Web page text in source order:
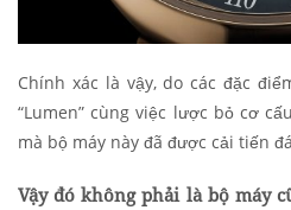
Chính xác là vậy, do các đặc
“Lumen” cùng việc lược bỏ cơ
mà bộ máy này đã được cải tiến
Vậy đó không phải là bộ máy